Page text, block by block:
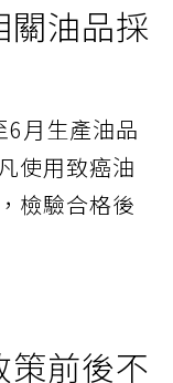
關油品採
6月生產油品
使用致癌油
檢驗合格後
策前後不